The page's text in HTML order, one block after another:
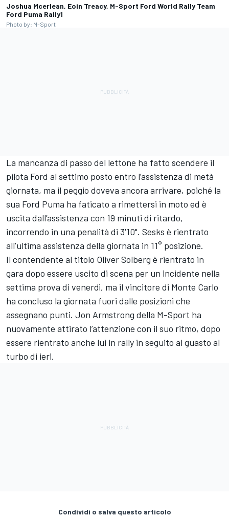
Joshua Mcerlean, Eoin Treacy, M-Sport Ford World Rally Team
Ford Puma Rally1
Photo by: M-Sport
La mancanza di passo del lettone ha fatto scendere il
pilota Ford al settimo posto entro l’assistenza di metà
giornata, ma il peggio doveva ancora arrivare, poiché la
sua Ford Puma ha faticato a rimettersi in moto ed è
uscita dall’assistenza con 19 minuti di ritardo,
incorrendo in una penalità di 3'10". Sesks è rientrato
all’ultima assistenza della giornata in 11° posizione.
Il contendente al titolo Oliver Solberg è rientrato in
gara dopo essere uscito di scena per un incidente nella
settima prova di venerdì, ma il vincitore di Monte Carlo
ha concluso la giornata fuori dalle posizioni che
assegnano punti. Jon Armstrong della M-Sport ha
nuovamente attirato l’attenzione con il suo ritmo, dopo
essere rientrato anche lui in rally in seguito al guasto al
turbo di ieri.
Condividi o salva questo articolo